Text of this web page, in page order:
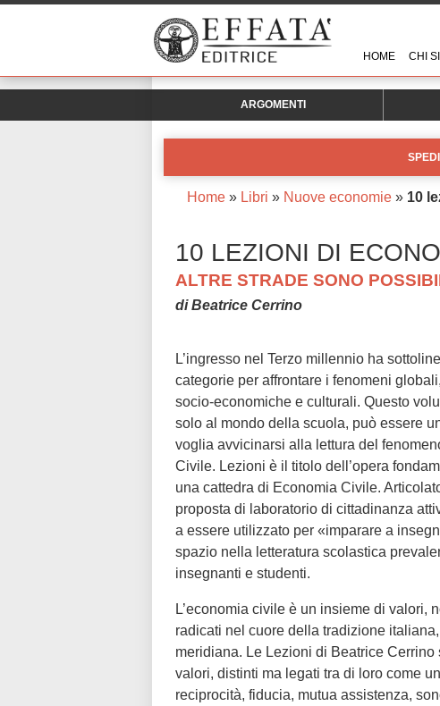
HOME CHI
ARGOMENTI
Home » Libri » Nuove economie » 10
10 LEZIONI DI
ALTRE STRADE SONO
di Beatrice Cerrino
L’ingresso nel Terzo millennio ha
categorie per affrontare i fenomeni
socio-economiche e culturali. Questo
solo al mondo della scuola, può essere
voglia avvicinarsi alla lettura del
Civile. Lezioni è il titolo dell’opera
una cattedra di Economia Civile.
proposta di laboratorio di cittadinanza
a essere utilizzato per «imparare a
spazio nella letteratura scolastica
insegnanti e studenti.
L’economia civile è un insieme di valori,
radicati nel cuore della tradizione
meridiana. Le Lezioni di Beatrice
valori, distinti ma legati tra di loro come
reciprocità, fiducia, mutua assistenza,